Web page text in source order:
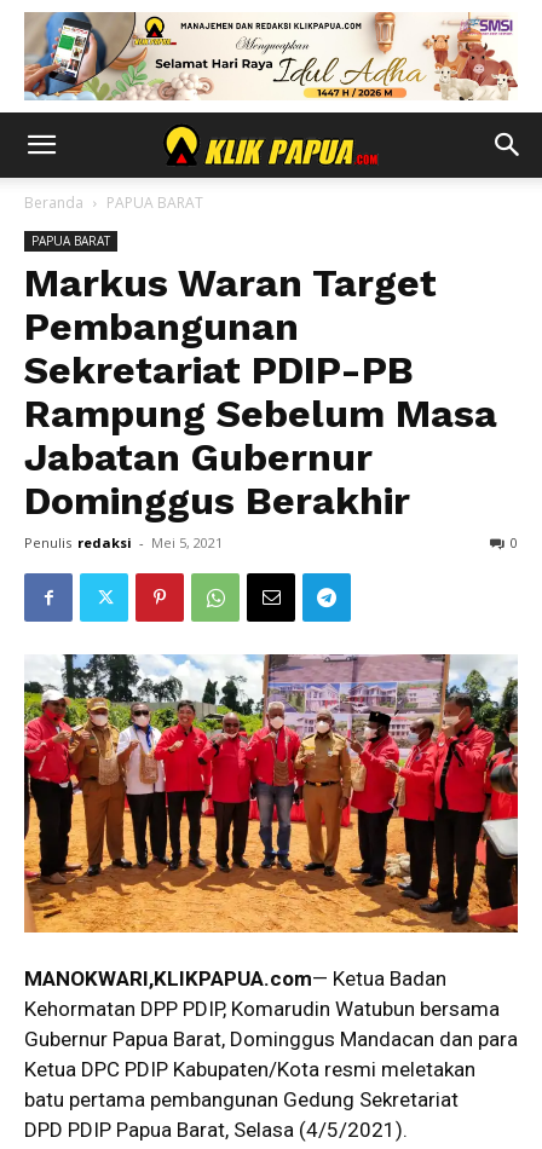
Beranda PAPUA BARAT
PAPUA BARAT
Markus Waran Target
Pembangunan
Sekretariat PDIP-PB
Rampung Sebelum Masa
Jabatan Gubernur
Dominggus Berakhir
Penulis redaksi - Mei 5, 2021 0
MANOKWARI,KLIKPAPUA.com— Ketua Badan
Kehormatan DPP PDIP, Komarudin Watubun bersama
Gubernur Papua Barat, Dominggus Mandacan dan para
Ketua DPC PDIP Kabupaten/Kota resmi meletakan
batu pertama pembangunan Gedung Sekretariat
DPD PDIP Papua Barat, Selasa (4/5/2021).